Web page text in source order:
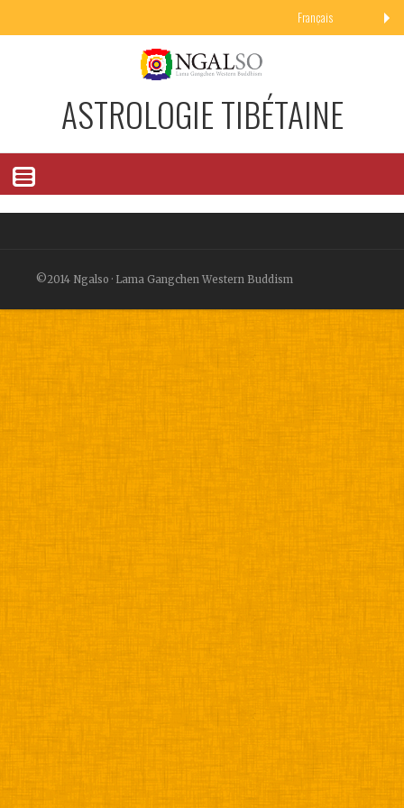
Français
ASTROLOGIE TIBÉTAINE
©2014 Ngalso · Lama Gangchen Western Buddism